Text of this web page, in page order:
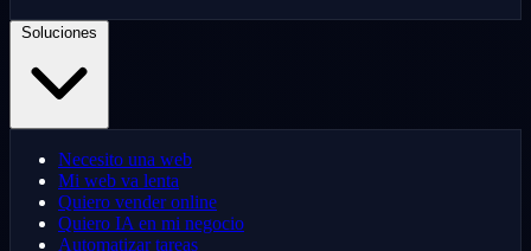
Necesito una web
Mi web va lenta
Quiero vender online
Quiero IA en mi negocio
Automatizar tareas